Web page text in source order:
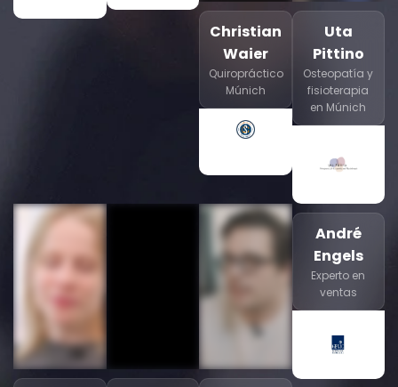
Christian
Waier
Quiropráctico
Múnich
Uta
Pittino
Osteopatía y
fisioterapia
en Múnich
André
Engels
Experto en
ventas